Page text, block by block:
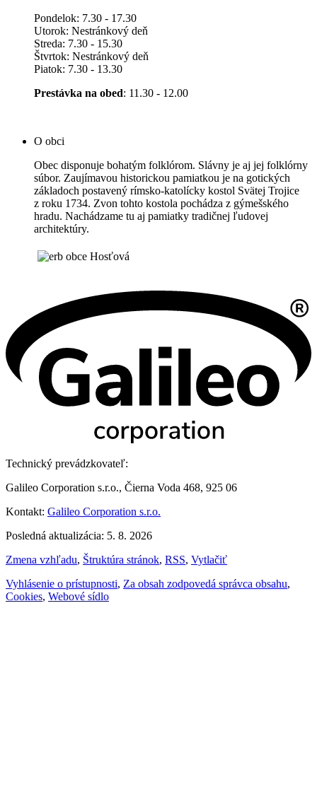
Pondelok: 7.30 - 17.30
Utorok: Nestránkový deň
Streda: 7.30 - 15.30
Štvrtok: Nestránkový deň
Piatok: 7.30 - 13.30
Prestávka na obed: 11.30 - 12.00
O obci
Obec disponuje bohatým folklórom. Slávny je aj jej folklórny
súbor. Zaujímavou historickou pamiatkou je na gotických
základoch postavený rímsko-katolícky kostol Svätej Trojice
z roku 1734. Zvon tohto kostola pochádza z gýmešského
hradu. Nachádzame tu aj pamiatky tradičnej ľudovej
architektúry.
Technický prevádzkovateľ:
Galileo Corporation s.r.o., Čierna Voda 468, 925 06
Kontakt: Galileo Corporation s.r.o.
Posledná aktualizácia: 5. 8. 2026
Zmena vzhľadu, Štruktúra stránok, RSS, Vytlačiť
Vyhlásenie o prístupnosti, Za obsah zodpovedá správca obsahu,
Cookies, Webové sídlo